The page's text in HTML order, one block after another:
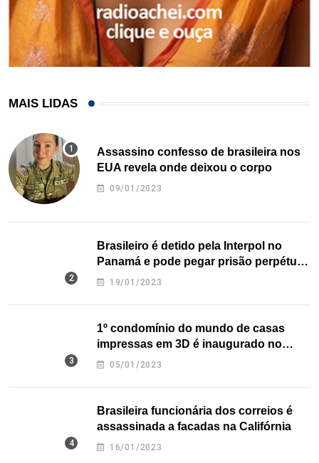
MAIS LIDAS
Assassino confesso de brasileira nos
EUA revela onde deixou o corpo
09/01/2023
Brasileiro é detido pela Interpol no
Panamá e pode pegar prisão perpétua
nos EUA
19/01/2023
1º condomínio do mundo de casas
impressas em 3D é inaugurado no
Texas
05/01/2023
Brasileira funcionária dos correios é
assassinada a facadas na Califórnia
16/01/2023